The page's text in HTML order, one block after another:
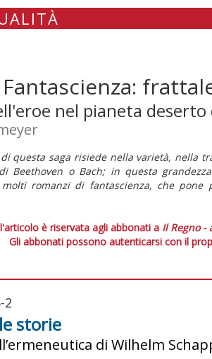
nel pianeta deserto
questa saga risiede nella varietà, nella
Beethoven o Bach; in questa
romanzi di fantascienza, che
è riservata agli abbonati a Il Regno
Gli abbonati possono autenticarsi con il
2
storie
di Wilhelm